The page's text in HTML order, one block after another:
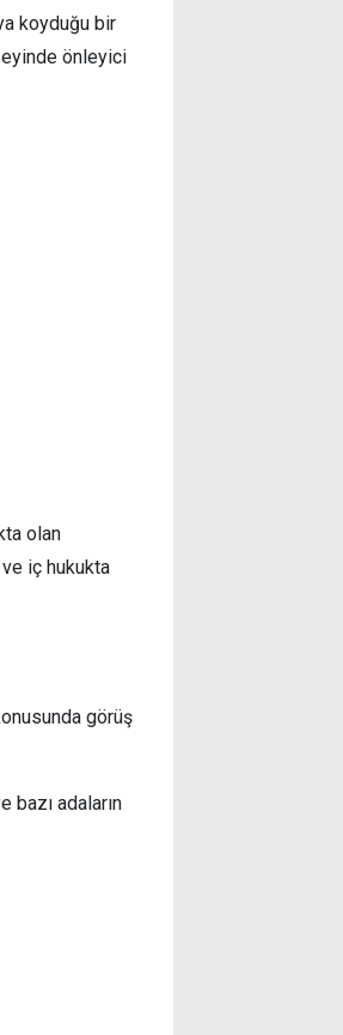
koyduğu bir
önleyici
olan
ve iç hukukta
görüş
bazı adaların